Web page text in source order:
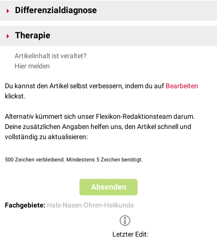
verstärken die Schmerzen.
präaurikulären
Differenzialdiagnose
Therapie
Es werden mit Alkohol getränkte Streifen in den Gehörgang eingelegt
Alkoholumschläge
Analgetika
verordnet werden.
Eine Stichinzision des Pfropfes ist bei
Antibiotikatherapie verordnet.
Artikelinhalt ist veraltet?
Hier melden
Du kannst den Artikel selbst verbessern, indem du auf Bearbeiten
klickst.
Alternativ kümmert sich unser Flexikon-Redaktionsteam darum.
Deine zusätzlichen Angaben helfen uns, den Artikel schnell und
vollständig zu aktualisieren:
500 Zeichen verbleibend. Mindestens 5 Zeichen benötigt.
Absenden
Fachgebiete: Hals-Nasen-Ohren-Heilkunde
Letzter Edit: